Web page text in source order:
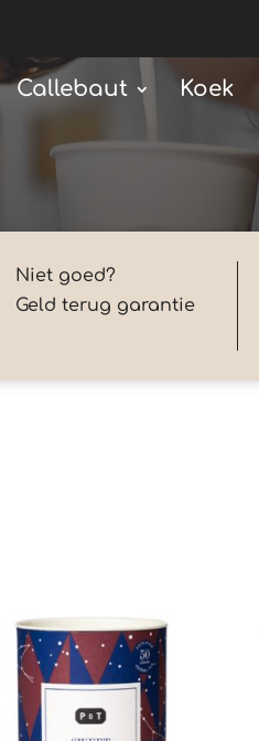
Callebaut Koek
Niet goed?
Geld terug garantie